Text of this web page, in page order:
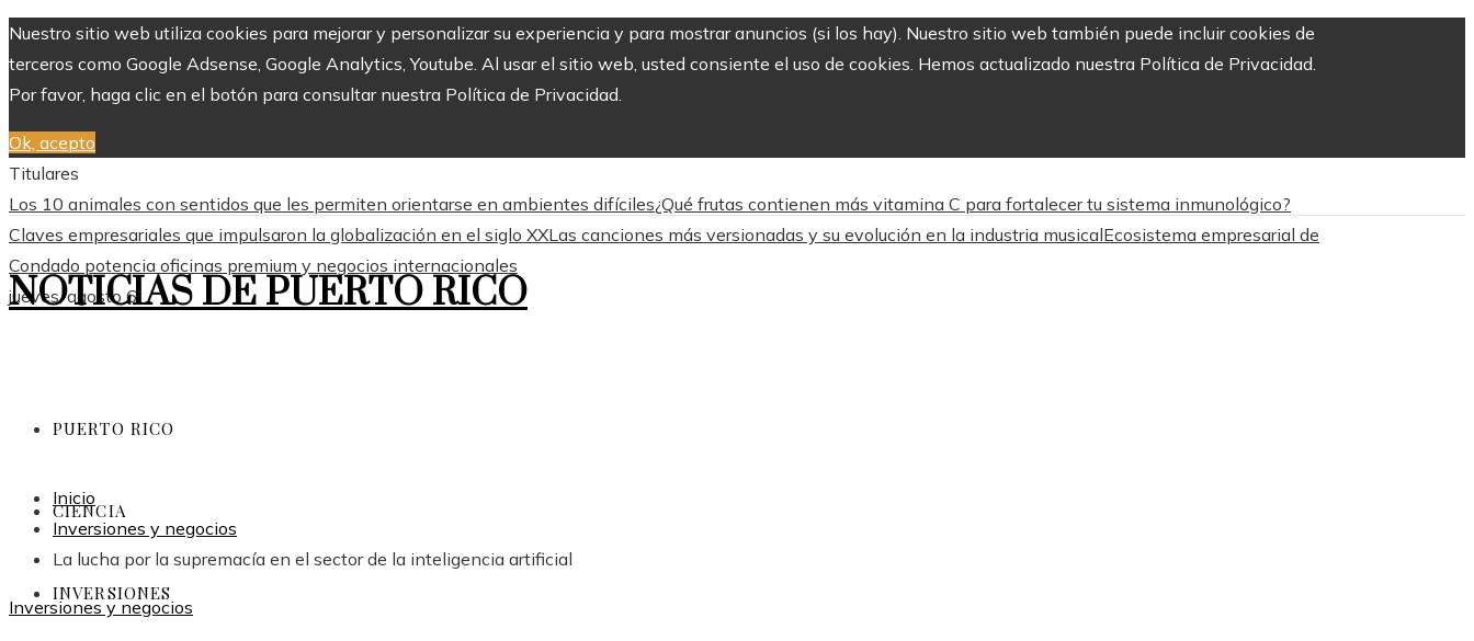
Nuestro sitio web utiliza cookies para mejorar y personalizar su experiencia y para mostrar anuncios (si los hay). Nuestro sitio web también puede incluir cookies de
terceros como Google Adsense, Google Analytics, Youtube. Al usar el sitio web, usted consiente el uso de cookies. Hemos actualizado nuestra Política de Privacidad.
Por favor, haga clic en el botón para consultar nuestra Política de Privacidad.
Ok, acepto
Titulares
Los 10 animales con sentidos que les permiten orientarse en ambientes difíciles¿Qué frutas contienen más vitamina C para fortalecer tu sistema inmunológico?
Claves empresariales que impulsaron la globalización en el siglo XXLas canciones más versionadas y su evolución en la industria musicalEcosistema empresarial de
Condado potencia oficinas premium y negocios internacionales
jueves, agosto 6
NOTICIAS DE PUERTO RICO
PUERTO RICO
CIENCIA
INVERSIONES
Inicio
Inversiones y negocios
La lucha por la supremacía en el sector de la inteligencia artificial
Inversiones y negocios